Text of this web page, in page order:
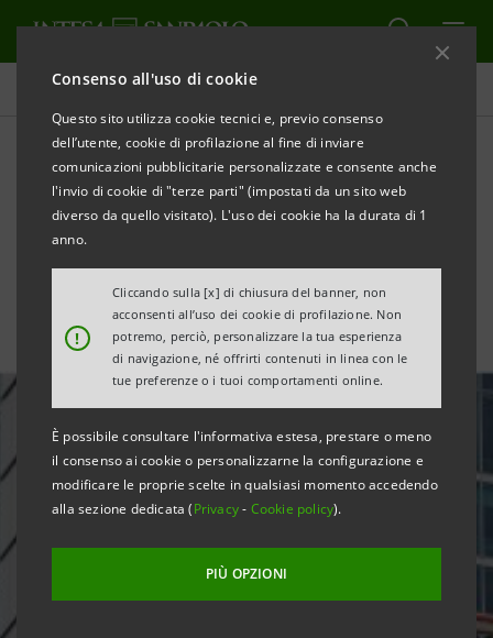
Consenso all'uso di cookie
Questo sito utilizza cookie tecnici e, previo consenso
dell’utente, cookie di profilazione al fine di inviare
comunicazioni pubblicitarie personalizzate e consente anche
l'invio di cookie di "terze parti" (impostati da un sito web
diverso da quello visitato). L'uso dei cookie ha la durata di 1
anno.
!
Cliccando sulla [x] di chiusura del banner, non
acconsenti all’uso dei cookie di profilazione. Non
potremo, perciò, personalizzare la tua esperienza
di navigazione, né offrirti contenuti in linea con le
tue preferenze o i tuoi comportamenti online.
È possibile consultare l'informativa estesa, prestare o meno
il consenso ai cookie o personalizzarne la configurazione e
modificare le proprie scelte in qualsiasi momento accedendo
alla sezione dedicata (Privacy- Cookie policy).
PIÙ OPZIONI
Tutte le news
Intesa Sanpaolo premiata
come "Best Bank in Italy" da
Euromoney